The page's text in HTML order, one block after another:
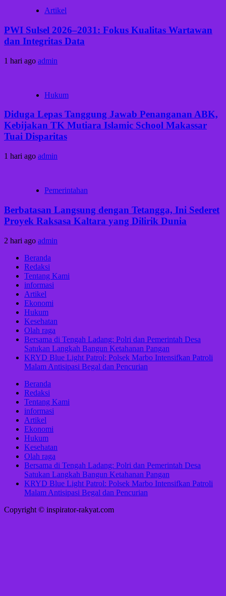
Artikel
PWI Sulsel 2026–2031: Fokus Kualitas Wartawan
dan Integritas Data
1 hari ago admin
Hukum
Diduga Lepas Tanggung Jawab Penanganan ABK,
Kebijakan TK Mutiara Islamic School Makassar
Tuai Disparitas
1 hari ago admin
Pemerintahan
Berbatasan Langsung dengan Tetangga, Ini Sederet
Proyek Raksasa Kaltara yang Dilirik Dunia
2 hari ago admin
Beranda
Redaksi
Tentang Kami
informasi
Artikel
Ekonomi
Hukum
Kesehatan
Olah raga
Bersama di Tengah Ladang: Polri dan Pemerintah Desa
Satukan Langkah Bangun Ketahanan Pangan
KRYD Blue Light Patrol: Polsek Marbo Intensifkan Patroli
Malam Antisipasi Begal dan Pencurian
Beranda
Redaksi
Tentang Kami
informasi
Artikel
Ekonomi
Hukum
Kesehatan
Olah raga
Bersama di Tengah Ladang: Polri dan Pemerintah Desa
Satukan Langkah Bangun Ketahanan Pangan
KRYD Blue Light Patrol: Polsek Marbo Intensifkan Patroli
Malam Antisipasi Begal dan Pencurian
Copyright © inspirator-rakyat.com